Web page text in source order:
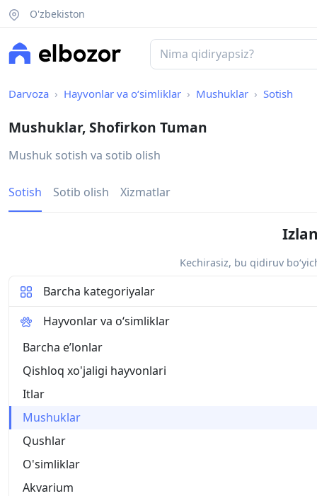
O'zbekiston
Darvoza Hayvonlar va o‘simliklar Mushuklar Sotish
Mushuklar, Shofirkon Tuman
Mushuk sotish va sotib olish
Sotish Sotib olish Xizmatlar
Kechirasiz, bu qidiruv
Barcha kategoriyalar
Hayvonlar va o‘simliklar
Barcha eʼlonlar
Qishloq xo'jaligi hayvonlari
Itlar
Mushuklar
Qushlar
O'simliklar
Akvarium